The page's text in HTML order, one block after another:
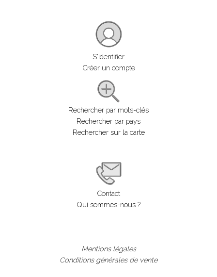
S'identifier
Créer un compte
Rechercher par mots-clés
Rechercher par pays
Rechercher sur la carte
Contact
Qui sommes-nous ?
Mentions légales
Conditions générales de vente